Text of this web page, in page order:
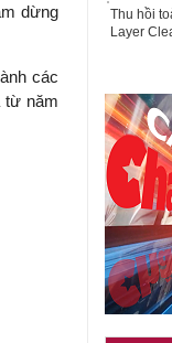
dừng
các
từ năm
Thu hồi
Layer